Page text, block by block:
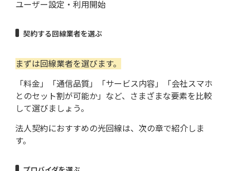
ユーザー設定・利用開始
契約する回線業者を選ぶ
まずは回線業者を選びます。
「料金」「通信品質」「サービス内容」「会社スマホ
とのセット割が可能か」など、さまざまな要素を比較
して選びましょう。
法人契約におすすめの光回線は、次の章で紹介しま
す。